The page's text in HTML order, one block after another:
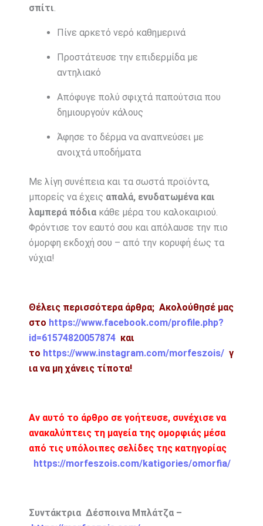
σπίτι.
Πίνε αρκετό νερό καθημερινά
Προστάτευσε την επιδερμίδα με
αντηλιακό
Απόφυγε πολύ σφιχτά παπούτσια που
δημιουργούν κάλους
Άφησε το δέρμα να αναπνεύσει με
ανοιχτά υποδήματα
Με λίγη συνέπεια και τα σωστά προϊόντα,
μπορείς να έχεις απαλά, ενυδατωμένα και
λαμπερά πόδιακάθε μέρα του καλοκαιριού.
Φρόντισε τον εαυτό σου και απόλαυσε την πιο
όμορφη εκδοχή σου – από την κορυφή έως τα
νύχια!
Θέλεις περισσότερα άρθρα; Ακολούθησέ μας
στο https://www.facebook.com/profile.php?
id=61574820057874 και
το https://www.instagram.com/morfeszois/ γ
ια να μη χάνεις τίποτα!
Αν αυτό το άρθρο σε γοήτευσε, συνέχισε να
ανακαλύπτεις τη μαγεία της ομορφιάς μέσα
από τις υπόλοιπες σελίδες της κατηγορίας
https://morfeszois.com/katigories/omorfia/
Συντάκτρια Δέσποινα Μπλάτζα –